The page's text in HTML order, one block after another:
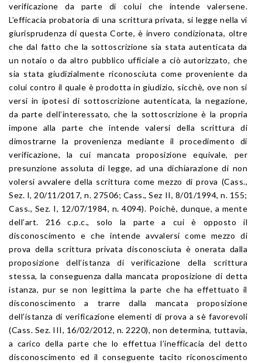
verificazione da parte di colui che intende valersene.
L’efficacia probatoria di una scrittura privata, si legge nella vi
giurisprudenza di questa Corte, è invero condizionata, oltre
che dal fatto che la sottoscrizione sia stata autenticata da
un notaio o da altro pubblico ufficiale a ciò autorizzato, che
sia stata giudizialmente riconosciuta come proveniente da
colui contro il quale è prodotta in giudizio, sicchè, ove non si
versi in ipotesi di sottoscrizione autenticata, la negazione,
da parte dell’interessato, che la sottoscrizione è la propria
impone alla parte che intende valersi della scrittura di
dimostrarne la provenienza mediante il procedimento di
verificazione, la cui mancata proposizione equivale, per
presunzione assoluta di legge, ad una dichiarazione di non
volersi avvalere della scrittura come mezzo di prova (Cass.,
Sez. I, 20/11/2017, n. 27506; Cass., Sez II, 8/01/1994, n. 155;
Cass., Sez. I, 12/07/1984, n. 4094). Poichè, dunque, a mente
dell’art. 216 c.p.c., solo la parte a cui è opposto il
disconoscimento e che intende avvalersi come mezzo di
prova della scrittura privata disconosciuta è onerata dalla
proposizione dell’istanza di verificazione della scrittura
stessa, la conseguenza dalla mancata proposizione di detta
istanza, pur se non legittima la parte che ha effettuato il
disconoscimento a trarre dalla mancata proposizione
dell’istanza di verificazione elementi di prova a sè favorevoli
(Cass. Sez. III, 16/02/2012, n. 2220), non determina, tuttavia,
a carico della parte che lo effettua l’inefficacia del detto
disconoscimento ed il conseguente tacito riconoscimento